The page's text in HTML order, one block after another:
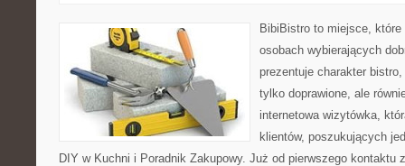
BibiBistro to miejsce, które
osobach wybierających
prezentuje charakter
tylko doprawione, ale
internetowa wizytówka,
klientów, poszukujących
DIY w Kuchni i Poradnik Zakupowy. Już od pierwszego kontaktu